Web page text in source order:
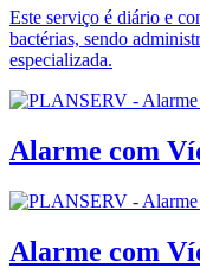
Este serviço é diário e
bactérias, sendo
especializada.
Alarme com
Alarme com